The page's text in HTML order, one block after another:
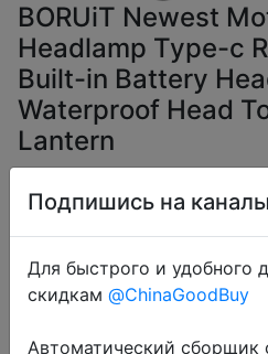
BORUiT Newest
Headlamp Type-c
Built-in Battery
Waterproof Head
Lantern
Coins
Подпишись на
Для быстрого и удобного
скидкам @ChinaGoodBuy
Автоматический сборщик